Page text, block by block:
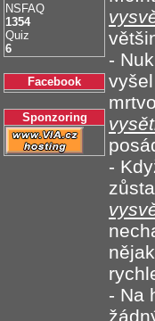
NSFAQ
1354
Quiz
6
Facebook
Sponzoring
-
-
- Na